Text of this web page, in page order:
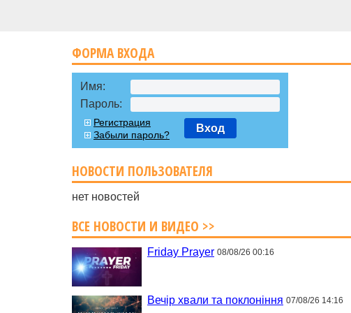
ФОРМА ВХОДА
Имя:
Пароль:
Регистрация
Забыли пароль?
Вход
НОВОСТИ ПОЛЬЗОВАТЕЛЯ
нет новостей
ВСЕ НОВОСТИ И ВИДЕО >>
Friday Prayer 08/08/26 00:16
Вечір хвали та поклоніння 07/08/26 14:16